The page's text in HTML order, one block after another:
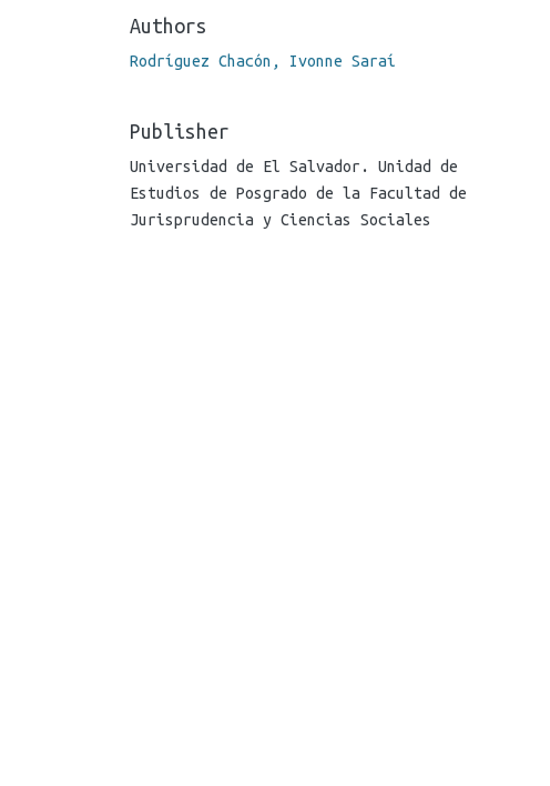
Authors
Rodríguez Chacón, Ivonne Saraí
Publisher
Universidad de El Salvador. Unidad de
Estudios de Posgrado de la Facultad de
Jurisprudencia y Ciencias Sociales